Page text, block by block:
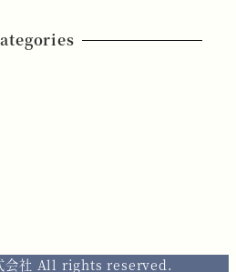
会社 All rights reserved.